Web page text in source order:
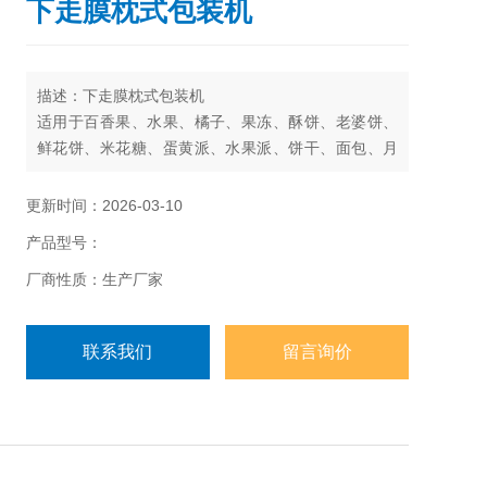
下走膜枕式包装机
描述：下走膜枕式包装机
适用于百香果、水果、橘子、果冻、酥饼、老婆饼、
鲜花饼、米花糖、蛋黄派、水果派、饼干、面包、月
等各类固态物体的包装。
更新时间：2026-03-10
产品型号：
厂商性质：生产厂家
联系我们 留言询价